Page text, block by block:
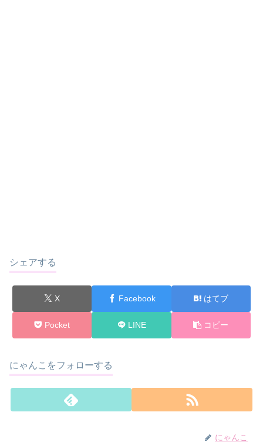
シェアする
X Facebook はてブ
Pocket LINE コピー
にゃんこをフォローする
にゃんこ